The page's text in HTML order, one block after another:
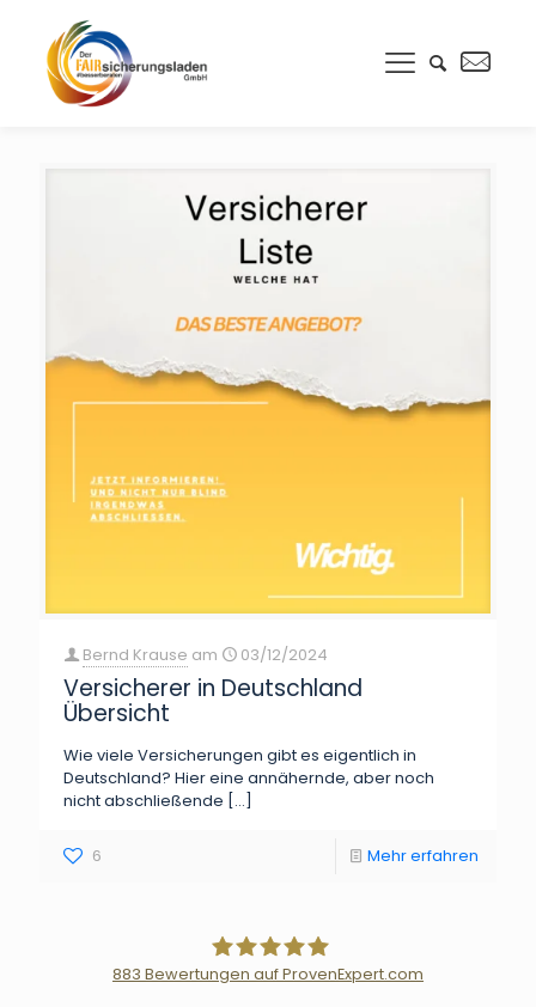
Bernd Krause am 03/12/2024
Versicherer in Deutschland
Übersicht
Wie viele Versicherungen gibt es eigentlich in
Deutschland? Hier eine annähernde, aber noch
nicht abschließende […]
6 Mehr erfahren
883 Bewertungen auf ProvenExpert.com